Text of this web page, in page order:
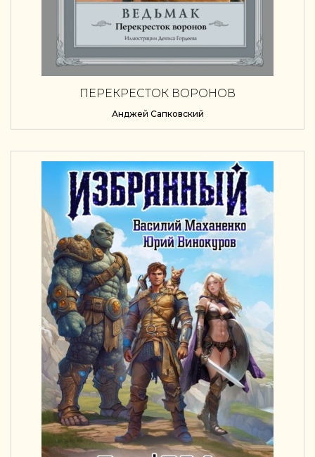
ПЕРЕКРЕСТОК ВОРОНОВ
Анджей Сапковский